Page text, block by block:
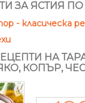
ЗА ЯСТИЯ ПО
- класическа
НА
КОПЪР,